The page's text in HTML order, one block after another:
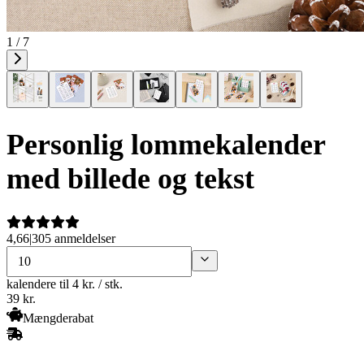
1 / 7
Personlig lommekalender
med billede og tekst
4,66|305 anmeldelser
kalendere til 4 kr. / stk.
39 kr.
Mængderabat